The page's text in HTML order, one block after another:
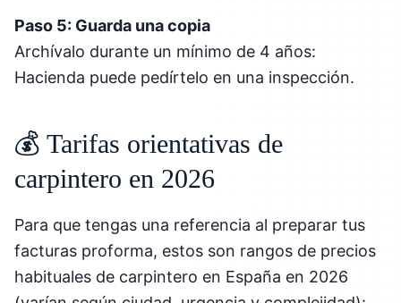
Paso 5: Guarda una copia
Archívalo durante un mínimo de 4 años:
Hacienda puede pedírtelo en una inspección.
💰 Tarifas orientativas de
carpintero en 2026
Para que tengas una referencia al preparar tus
facturas proforma, estos son rangos de precios
habituales de carpintero en España en 2026